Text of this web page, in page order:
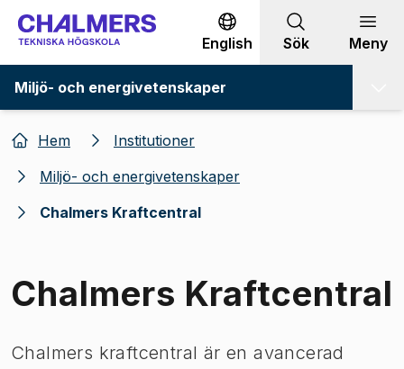
Gå till innehållet
English Sök Meny
Miljö- och energivetenskaper
Hem
Institutioner
Miljö- och energivetenskaper
Chalmers Kraftcentral
Chalmers Kraftcentral
Chalmers kraftcentral är en avancerad